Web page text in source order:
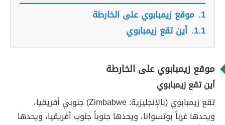
1. موقع زيمبابوي على الخارطة
1.1. أين تقع زيمبابوي
موقع زيمبابوي على الخارطة
أين تقع زيمبابوي
تقع زيمبابوي (بالإنجليزية: Zimbabwe) جنوبي أفريقيا،
ويحدها غرباً بوتسوانا، ويحدها جنوباً جنوب أفريقيا، ويحدها